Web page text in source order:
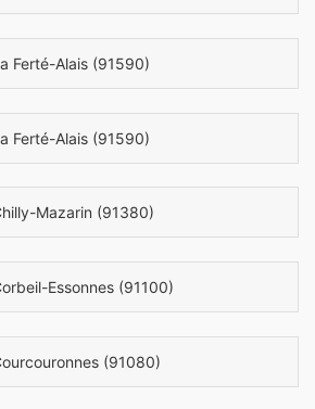
Ferté-Alais (91590)
Ferté-Alais (91590)
Mazarin (91380)
Essonnes (91100)
(91080)